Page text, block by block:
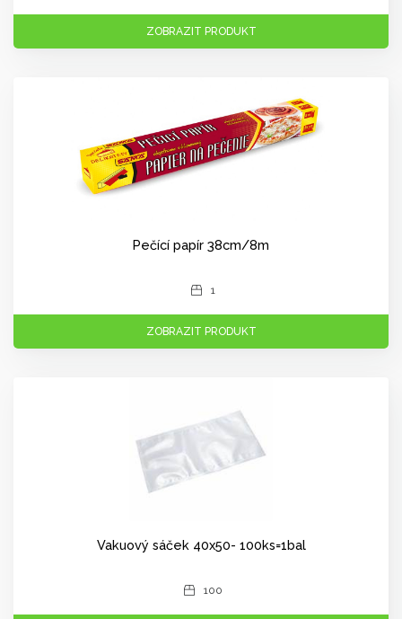
ZOBRAZIT PRODUKT
Pečící papír 38cm/8m
1
ZOBRAZIT PRODUKT
Vakuový sáček 40x50- 100ks=1bal
100